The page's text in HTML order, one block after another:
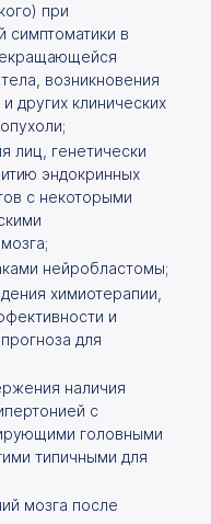
при
симптоматики в
возникновения
других клинических
лиц, генетически
эндокринных
с некоторыми
нейробластомы;
химиотерапии,
и
для
наличия
с
головными
типичными для
мозга после